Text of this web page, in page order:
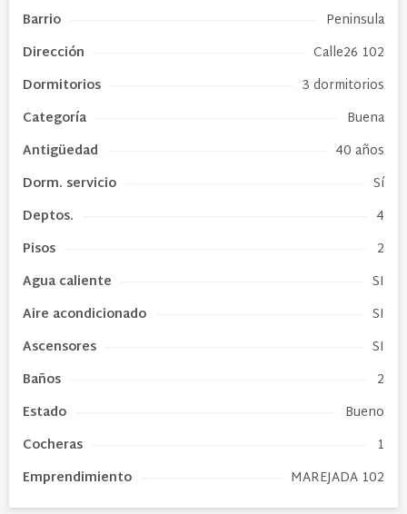
Barrio
Peninsula
Dirección
Calle26 102
Dormitorios
3 dormitorios
Categoría
Buena
Antigüedad
40 años
Dorm. servicio
Sí
Deptos.
4
Pisos
2
Agua caliente
SI
Aire acondicionado
SI
Ascensores
SI
Baños
2
Estado
Bueno
Cocheras
1
Emprendimiento
MAREJADA 102